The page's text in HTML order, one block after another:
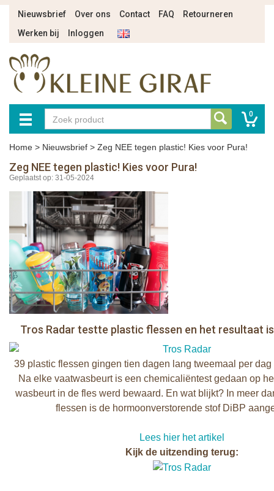
Nieuwsbrief Over ons Contact FAQ
Retourneren
Werken bij
Inloggen
0
Home > Nieuwsbrief > Zeg NEE tegen plastic! Kies voor Pura!
Zeg NEE tegen plastic! Kies voor Pura!
Geplaatst op: 31-05-2024
Tros Radar testte plastic flessen en het resultaat
39 plastic flessen gingen tien dagen lang tweemaal per
Na elke vaatwasbeurt is een chemicaliëntest gedaan op
wasbeurt in de fles werd bewaard. En wat blijkt? In meer
flessen is de hormoonverstorende stof DiBP
Lees hier het artikel
Kijk de uitzending terug: